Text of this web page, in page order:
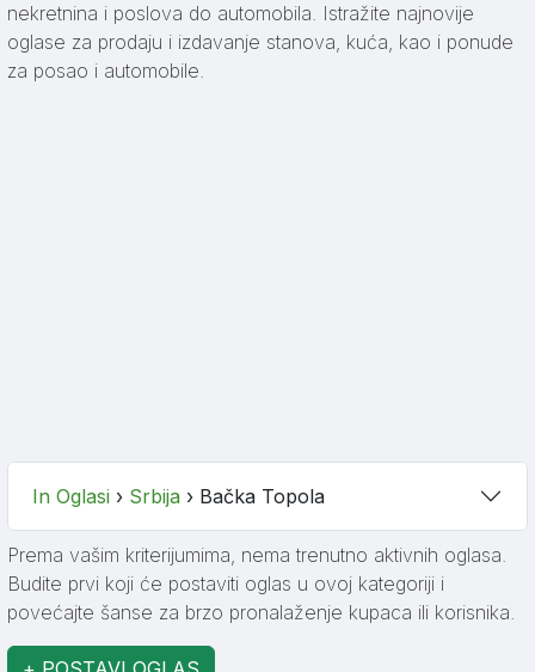
nekretnina i poslova do automobila. Istražite najnovije
oglase za prodaju i izdavanje stanova, kuća, kao i ponude
za posao i automobile.
In Oglasi › Srbija › Bačka Topola
Prema vašim kriterijumima, nema trenutno aktivnih oglasa.
Budite prvi koji će postaviti oglas u ovoj kategoriji i
povećajte šanse za brzo pronalaženje kupaca ili korisnika.